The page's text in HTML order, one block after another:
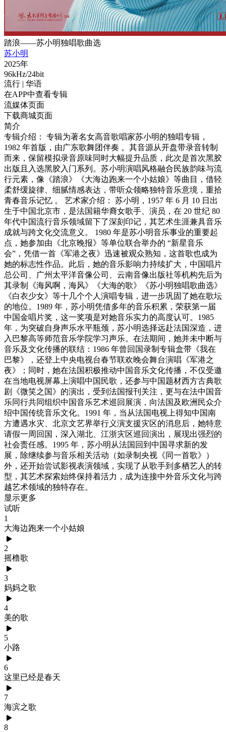
踏浪——苏小明独唱歌曲选
苏小明
2025年
96kHz/24bit
流行 | 华语
在APP中查看专辑
流媒体页面
下载商城页面
简介
专辑介绍： 专辑为著名女高音歌唱家苏小明的独唱专辑，
1982 年首版，由广东歌舞团伴奏 。其音源从开盘带录音转制
而来，保留模拟录音原味同时大幅提升品质，此次是首次黑胶
出版且入选黑胶入门系列。苏小明演唱风格融合民族韵味与流
行元素，像《踏浪》《大海边跑来一个小姑娘》等曲目，借轻
柔舒缓旋律、细腻情感表达，带听众领略独特音乐意境，重拾
青春音乐记忆 。 艺术家介绍： 苏小明，1957 年 6 月 10 日出
生于中国北京市，是法国籍华裔女歌手、演员，在 20 世纪 80
年代中国流行音乐领域留下了深刻印记，其艺术生涯兼具音乐
成就与跨文化交流意义。 1980 年是苏小明音乐事业的重要起
点，她参加由《北京晚报》等单位联合举办的 “新星音乐
会”，凭借一首《军港之夜》迅速被观众熟知，这首歌也成为
她的标志性作品。此后，她的音乐影响力持续扩大，中国唱片
总公司、广州太平洋音像公司、云南音像出版社等机构先后为
其录制《海风啊，海风》《大海的歌》《苏小明独唱歌曲选》
《白衣少女》等十几个个人演唱专辑，进一步巩固了她在歌坛
的地位。1989 年，苏小明凭借多年的音乐积累，荣获第一届
中国金唱片奖，这一奖项是对她音乐实力的高度认可。​ 1985
年，为突破自身声乐水平瓶颈，苏小明选择远赴法国深造，进
入巴黎高等师范音乐学院学习声乐。在法期间，她并未中断与
音乐及文化传播的联结：1986 年曾回国录制专辑盒带《我在
巴黎》，还登上中央电视台春节联欢晚会舞台演唱《军港之
夜》；同时，她在法国积极推动中国音乐文化传播，不仅受邀
在当地电视屏幕上演唱中国民歌，还参与中国题材西方古典歌
剧《微笑之国》的演出，受到法国报刊关注，更与在法中国音
乐同行共同组织中国音乐艺术巡回展演，向法国及欧洲民众介
绍中国传统音乐文化。1991 年，当从法国电视上得知中国南
方遭遇水灾、北京文艺界举行义演支援灾区的消息后，她特意
请假一周回国，深入湖北、江浙灾区巡回演出，展现出强烈的
社会责任感。​ 1995 年，苏小明从法国回到中国寻求新的发
展，除继续参与音乐相关活动（如录制央视《同一首歌》）
外，还开始尝试影视表演领域，实现了从歌手到多栖艺人的转
型，其艺术探索始终保持着活力，成为连接中外音乐文化与跨
越艺术领域的独特存在。​
显示更多
试听
1
大海边跑来一个小姑娘
2
摇橹歌
3
妈妈之歌
4
美的歌
5
小路
6
这里已经是春天
7
海滨之歌
8